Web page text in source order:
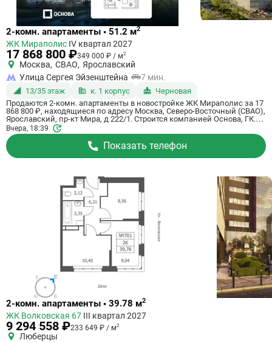
Ссылка
квартиру
2-комн. апартаменты • 51.2 м2
ЖК Мираполис IV квартал 2027
17 868 800 ₽349 000 ₽ / м2
Москва, СВАО, Ярославский
Улица Сергея Эйзенштейна
7 мин.
13/35 этаж к. 1 корпус
Черновая
Продаются 2-комн. апартаменты в новостройке ЖК Мираполис за 17
868 800 ₽, находящиеся по адресу Москва, Северо-Восточный (СВАО),
Ярославский, пр-кт Мира, д 222/1. Строится компанией Основа, ГК.
Апартаменты сдаются в 4 квартале 2027 года с черновой отделкой, в
11 минутах на машине от станции метрополитена Ботанический сад.
Общая площадь апартаментов - 51.2 кв. м. Этаж 13 из 33. ID
апартаментов на СтройкиРУ 765691, назовите его когда будете
звонить.
Вчера, 18:39
Показать телефон
Ссылка
квартиру
2-комн. апартаменты • 39.78 м2
ЖК Волковская 67 III квартал 2027
9 294 558 ₽233 649 ₽ / м2
Люберцы